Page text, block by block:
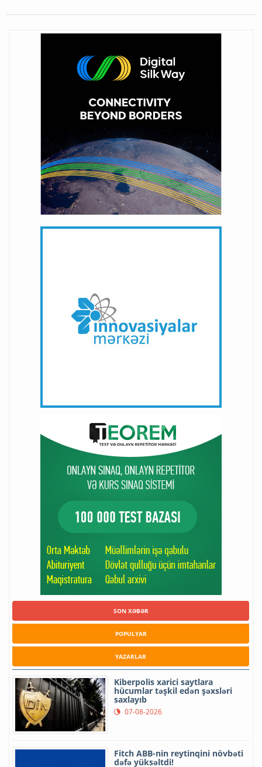
SON XƏBƏR
POPULYAR
YAZARLAR
Kiberpolis xarici saytlara
hücumlar təşkil edən şəxsləri
saxlayıb
07-08-2026
Fitch ABB-nin reytinqini növbəti
dəfə yüksəltdi!